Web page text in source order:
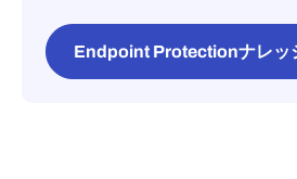
ァイル、またはMDM（
経由での配布
Endpoint Protectionナレッ